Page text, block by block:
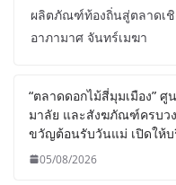
ผลิตภัณฑ์ท้องถิ่นสู่ตลาดเ
อาภามาศ จันทร์เมฆา
“ตลาดดอกไม้สี่มุมเมือง”
มาลัย และสังฆภัณฑ์ครบว
ขวัญต้อนรับวันแม่ เปิดให้
05/08/2026